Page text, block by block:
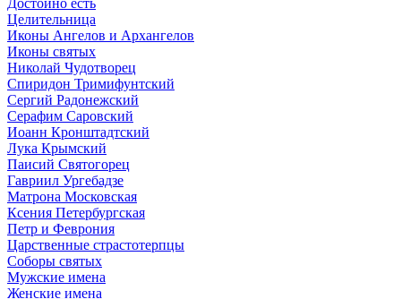
Достойно есть
Целительница
Иконы Ангелов и Архангелов
Иконы святых
Николай Чудотворец
Спиридон Тримифунтский
Сергий Радонежский
Серафим Саровский
Иоанн Кронштадтский
Лука Крымский
Паисий Святогорец
Гавриил Ургебадзе
Матрона Московская
Ксения Петербургская
Петр и Феврония
Царственные страстотерпцы
Соборы святых
Мужские имена
Женские имена